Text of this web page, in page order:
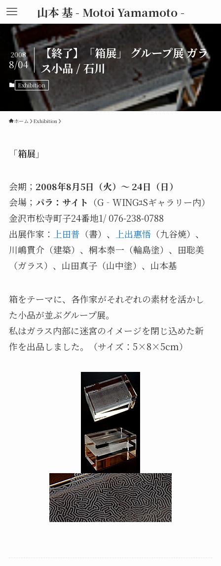
山本 基 - Motoi Yamamoto -
【終了】「箱展」 グループ展 ガラ
ス小品 / 石川
2008
8/04
Exhibition
ホーム Exhibition
「箱展」
会期； 2008年8月5日（火）～ 24日（日）
会場； パラ：サイト （G‐WINGﾕSギャラリー内）
金沢市松寺町子24番地1/ 076-238-0788
出展作家： 上田普 （書）、 上出惠悟（九谷焼）、
川嶋貫介（建築）、桐本泰一（輪島塗）、田聡美
（ガラス）、山田真子（山中塗）、山本基
箱をテーマに、各作家がそれぞれの素材を活かし
た小品が並ぶグループ展。
私はガラス内部に迷宮のイメージを閉じ込めた新
作を出品しました。（サイズ：5×8×5cm）